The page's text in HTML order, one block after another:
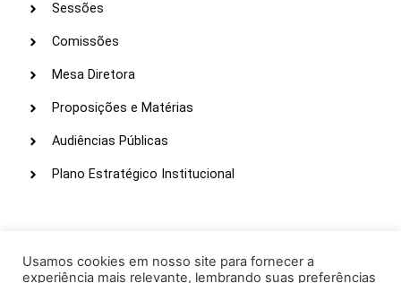
Sessões
Comissões
Mesa Diretora
Proposições e Matérias
Audiências Públicas
Plano Estratégico Institucional
Webmail
Usamos cookies em nosso site para fornecer a
experiência mais relevante, lembrando suas preferências